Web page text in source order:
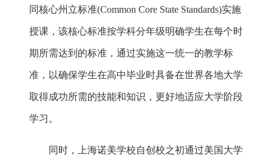
同核心州立标准(Common Core State Standards)实施
授课，该核心标准按学科分年级明确学生在每个时
期所需达到的标准，通过实施这一统一的教学标
准，以确保学生在高中毕业时具备在世界各地大学
取得成功所需的技能和知识，更好地适应大学阶段
学习。
同时，上海诺美学校自创校之初通过美国大学